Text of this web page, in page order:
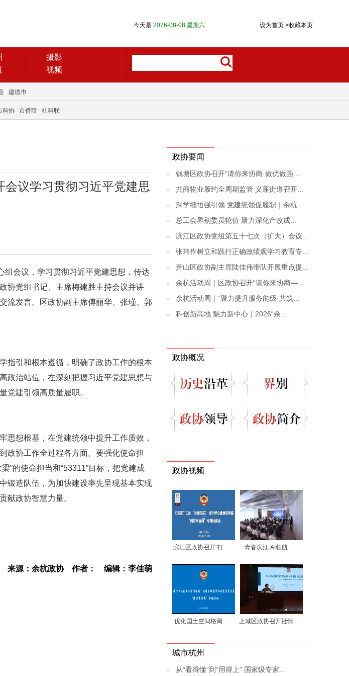
设为首页 >收藏本页
今天是 2026-08-08 星期六
摄影
视频
建德市
科协 市侨联 社科联
议学习贯彻习近平党建思
组会议，学习贯彻习近平党建思想，传达
协党组书记、主席梅建胜主持会议并讲
流发言。区政协副主席傅丽华、张瑾、郭
指引和根本遵循，明确了政协工作的根本
政治站位，在深刻把握习近平党建思想与
党建引领高质量履职。
思想根基，在党建统领中提升工作质效，
政协工作全过程各方面。要强化使命担
”的使命担当和“53311”目标，把党建成
锻造队伍，为加快建设率先呈现基本实现
献政协智慧力量。
来源：余杭政协 作者： 编辑：李佳萌
政协要闻
钱塘区政协召开“请你来协商·做优做强...
共商物业履约全周期监管 义蓬街道召开...
深学细悟强引领 党建统领促履职｜余杭...
总工会界别委员轮值 聚力深化产改成...
滨江区政协党组第五十七次（扩大）会议...
张玮作树立和践行正确政绩观学习教育专...
萧山区政协副主席陆佳伟带队开展重点提...
余杭活动周｜区政协召开“请你来协商—...
余杭活动周｜“聚力提升服务能级·共筑...
科创新高地 魅力新中心｜2026“余...
政协概况
政协视频
滨江区政协召开“打 ... 青春滨江 AI领航 ...
优化国土空间格局 ... 上城区政协召开社情 ...
城市杭州
从“看得懂”到“用得上” 国家级专家...